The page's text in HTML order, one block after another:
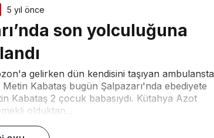
5 yıl önce
son yolculuğuna
gelirken dün kendisini taşıyan ambulansta
Kabataş bugün Şalpazarı'nda ebediyete
Kabataş 2 çocuk babasıydı. Kütahya Azot
olduktan...